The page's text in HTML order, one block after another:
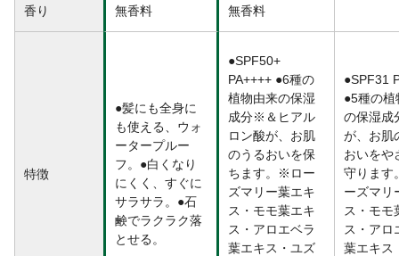
香り 無香料 無香料
特徴
●髪にも全身に
も使える、ウォ
ータープルー
フ。●白くなり
にくく、すぐに
サラサラ。●石
鹸でラクラク落
とせる。
●SPF50+
PA++++ ●6種の
植物由来の保湿
成分※＆ヒアル
ロン酸が、お肌
のうるおいを保
ちます。※ロー
ズマリー葉エキ
ス・モモ葉エキ
ス・アロエベラ
葉エキス・ユズ
●SPF31
●5種の植
の保湿
が、お肌
おいをや
守りま
ーズマリ
ス・モモ
ス・アロ
葉エキス